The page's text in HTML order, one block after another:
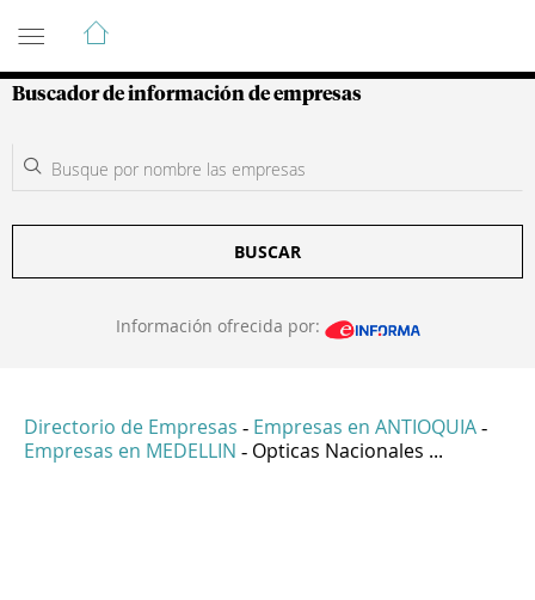
Guía de Empresas Colombianas
Buscador de información de empresas
BUSCAR
Información ofrecida por:
Directorio de Empresas - Empresas en ANTIOQUIA -
Empresas en MEDELLIN - Opticas Nacionales ...